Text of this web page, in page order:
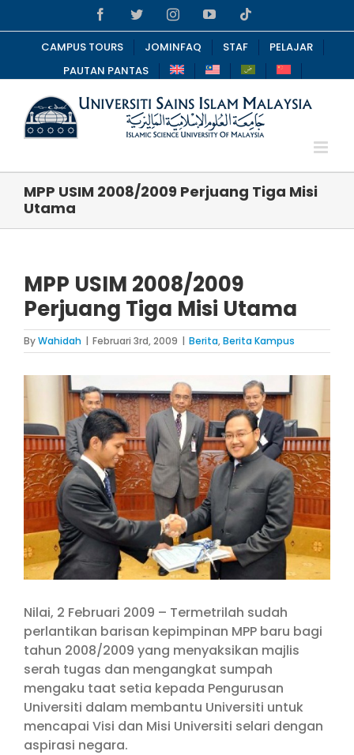
to
content
FacebookTwitterInstagramYouTube
CAMPUS TOURS JOMINFAQ STAF
PELAJAR
PAUTAN PANTAS
MPP USIM 2008/2009 Perjuang Tiga Misi
Utama
MPP USIM 2008/2009
Perjuang Tiga Misi Utama
ByWahidah | Februari 3rd, 2009 | Berita,Berita Kampus
Larger
Image
Nilai, 2 Februari 2009 – Termetrilah sudah
perlantikan barisan kepimpinan MPP baru bagi
tahun 2008/2009 yang menyaksikan majlis
serah tugas dan mengangkat sumpah
mengaku taat setia kepada Pengurusan
Universiti dalam membantu Universiti untuk
mencapai Visi dan Misi Universiti selari dengan
aspirasi negara.